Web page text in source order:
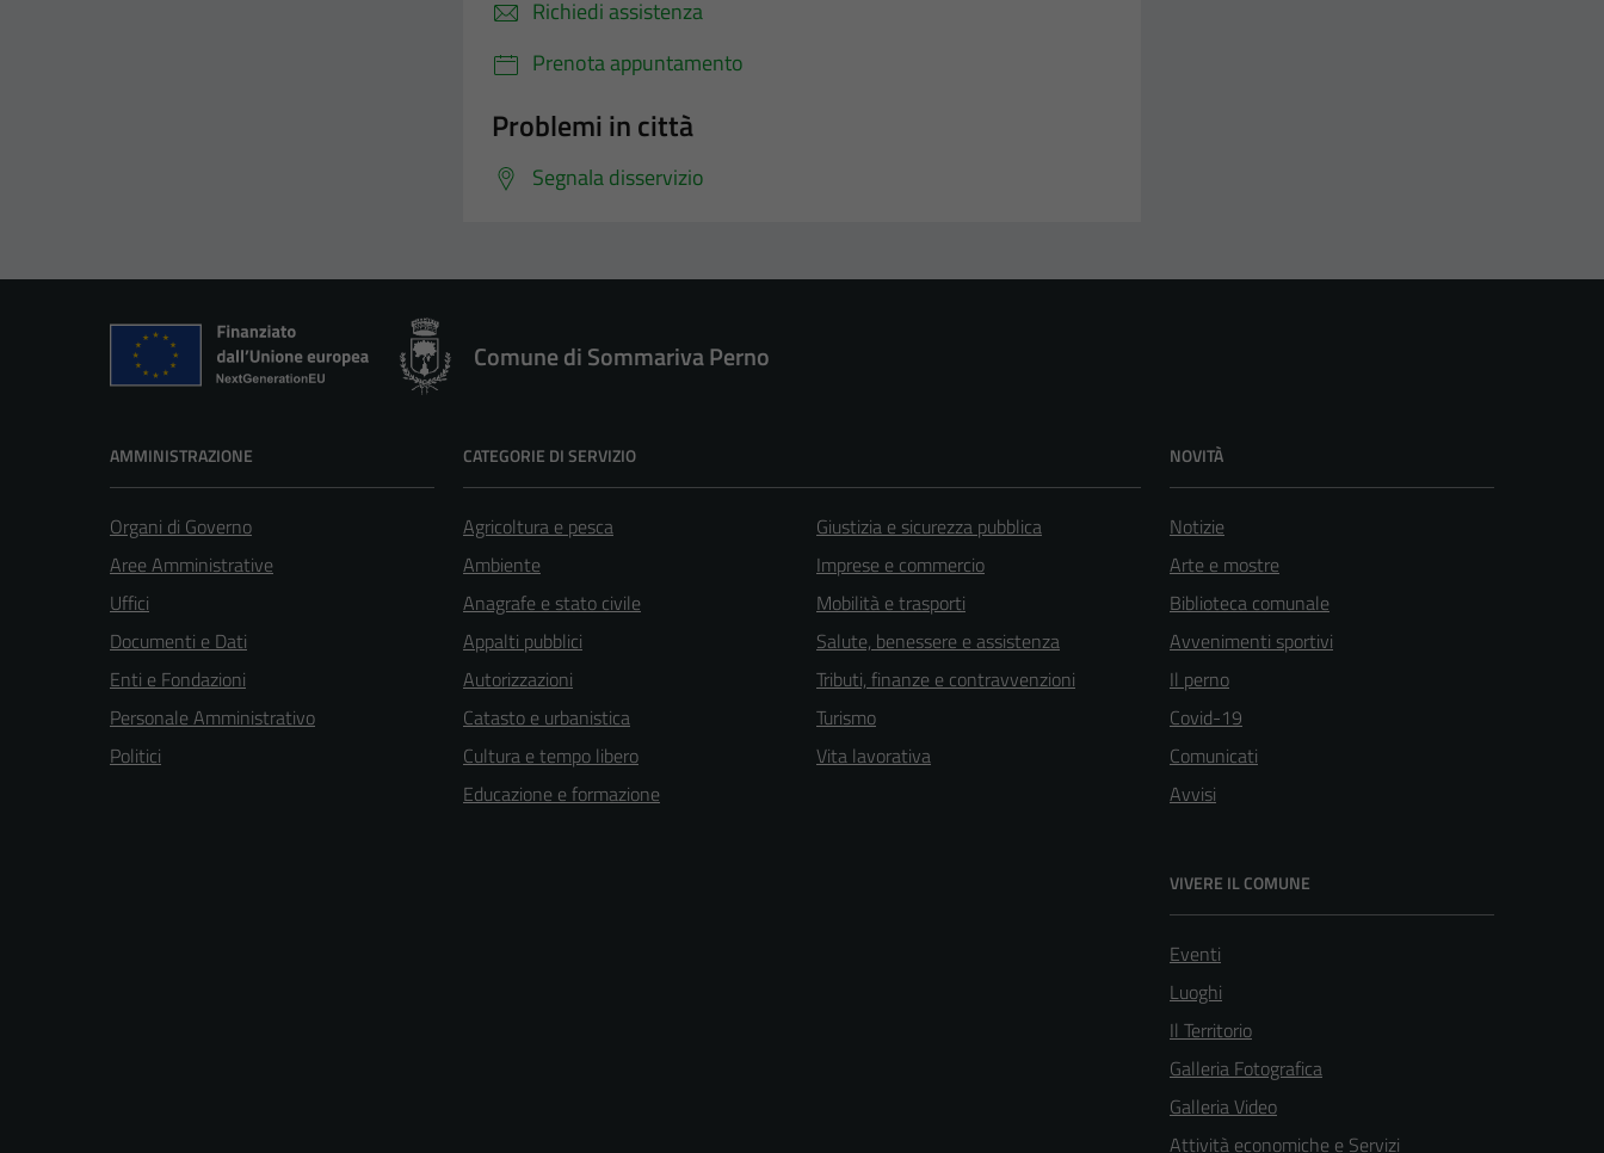
Richiedi assistenza
Prenota appuntamento
Problemi in città
Segnala disservizio
Comune di Sommariva Perno
AMMINISTRAZIONE
Organi di Governo
Aree Amministrative
Uffici
Documenti e Dati
Enti e Fondazioni
Personale Amministrativo
Politici
CATEGORIE DI SERVIZIO
Agricoltura e pesca
Ambiente
Anagrafe e stato civile
Appalti pubblici
Autorizzazioni
Catasto e urbanistica
Cultura e tempo libero
Educazione e formazione
Giustizia e sicurezza pubblica
Imprese e commercio
Mobilità e trasporti
Salute, benessere e assistenza
Tributi, finanze e contravvenzioni
Turismo
Vita lavorativa
NOVITÀ
Notizie
Arte e mostre
Biblioteca comunale
Avvenimenti sportivi
Il perno
Covid-19
Comunicati
Avvisi
VIVERE IL COMUNE
Eventi
Luoghi
Il Territorio
Galleria Fotografica
Galleria Video
Attività economiche e Servizi